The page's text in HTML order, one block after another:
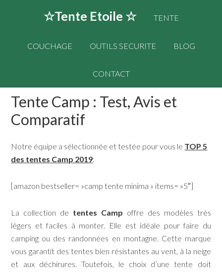
☆Tente Etoile ☆ TENTE
COUCHAGE OUTILS SECURITE BLOG
CONTACT
Tente Camp : Test, Avis et
Comparatif
Notre équipe a sélectionnée et testée pour vous le TOP 5
des tentes Camp 2019:
[amazon bestseller= »camp tente minima » items= »5″]
La collection de tentes Camp offre des modèles très
légers et faciles à monter. Elle est idéale pour faire du
camping ou des randonnées en montagne. Cette marque
vous garantit des tentes bien résistantes au vent, à la neige
et aux déchirures. Toutefois, le choix d’une tente doit